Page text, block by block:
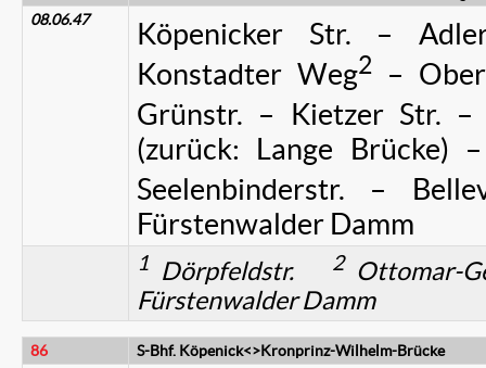
08.06.47
Köpenicker Str. –
Konstadter Weg2–
Grünstr. – Kietzer Str. –
(zurück: Lange Brücke)
Seelenbinderstr. –
Fürstenwalder Damm
1 Dörpfeldstr. 2Ottomar-
Fürstenwalder Damm
86
S-Bhf. Köpenick<>Kronprinz-Wilhelm-Brücke